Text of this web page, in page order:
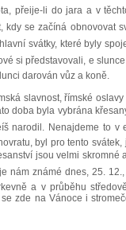
přeije-li do jara a v
kdy se začíná obnovovat
svátky, které byly
si představovali, e
darován vůz a koně.
slavnost, římské
doba byla vybrána
narodil. Nenajdeme to
byl pro tento
jsou velmi
nám známé dnes, 25.
a v průběhu
zde na Vánoce i